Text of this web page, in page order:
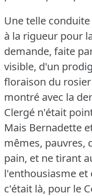
Une telle
à la rigueur pour
demande, faite
visible, d'un
floraison du
montré avec la
Clergé n'était
Mais Bernadette
mêmes, pauvres,
pain, et ne tirant
l'enthousiasme et
c'était là, pour le